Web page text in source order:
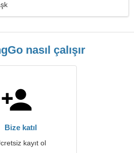
nasıl çalışır
Bize katıl
kayıt ol